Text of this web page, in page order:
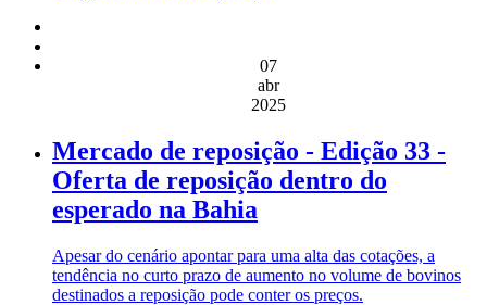
07
abr
2025
Mercado de reposição - Edição 33 -
Oferta de reposição dentro do
esperado na Bahia
Apesar do cenário apontar para uma alta das cotações, a
tendência no curto prazo de aumento no volume de bovinos
destinados a reposição pode conter os preços.